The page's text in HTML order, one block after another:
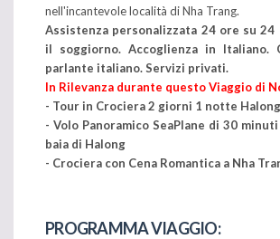
nell'incantevole località di Nha Trang.
Assistenza personalizzata 24 ore su
il soggiorno. Accoglienza in Italiano.
parlante italiano. Servizi privati.
In Rilevanza durante questo Viaggio di
- Tour in Crociera 2 giorni 1 notte
- Volo Panoramico SeaPlane di 30
baia di Halong
- Crociera con Cena Romantica a Nha
PROGRAMMA VIAGGIO: